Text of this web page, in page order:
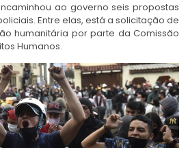
ao governo seis propostas
Entre elas, está a solicitação de
humanitária por parte da Comissão
Humanos.